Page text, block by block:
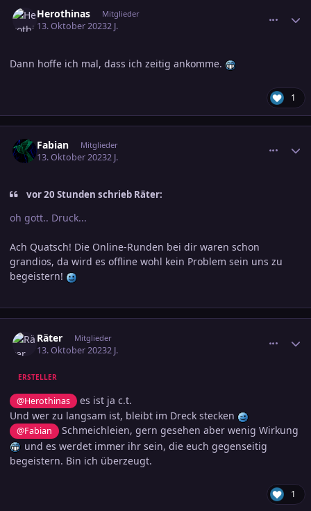
Herothinas Mitglieder
13. Oktober 20232 J.
Dann hoffe ich mal, dass ich zeitig ankomme.
1
Fabian Mitglieder
13. Oktober 20232 J.
vor 20 Stunden schrieb Räter:
oh gott.. Druck...
Ach Quatsch! Die Online-Runden bei dir waren schon
grandios, da wird es offline wohl kein Problem sein uns zu
begeistern!
Räter Mitglieder
13. Oktober 20232 J.
ERSTELLER
@Herothinas
es ist ja c.t.
Und wer zu langsam ist, bleibt im Dreck stecken
@Fabian
Schmeichleien, gern gesehen aber wenig Wirkung
und es werdet immer ihr sein, die euch gegenseitig
begeistern. Bin ich überzeugt.
1